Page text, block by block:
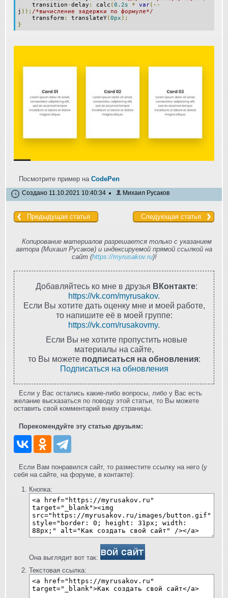
transition -delay : calc ( 0.2s * var(--
j )); /*вычисление задержки по формуле*/
transform : translateY( 0px );
}
Посмотрите пример на CodePen
Создано 11.10.2021 10:40:34 Михаил Русаков
Предыдущая статья Следующая статья
Копирование материалов разрешается только с указанием
автора (Михаил Русаков) и индексируемой прямой ссылкой на
сайт (https://myrusakov.ru)!
Добавляйтесь ко мне в друзья ВКонтакте:
https://vk.com/myrusakov.
Если Вы хотите дать оценку мне и моей работе,
то напишите её в моей группе:
https://vk.com/rusakovmy.
Если Вы не хотите пропустить новые
материалы на сайте,
то Вы можете подписаться на обновления:
Подписаться на обновления
Если у Вас остались какие-либо вопросы, либо у Вас есть
желание высказаться по поводу этой статьи, то Вы можете
оставить свой комментарий внизу страницы.
Порекомендуйте эту статью друзьям:
Если Вам понравился сайт, то разместите ссылку на него (у
себя на сайте, на форуме, в контакте):
Кнопка:
Она выглядит вот так:
Текстовая ссылка: